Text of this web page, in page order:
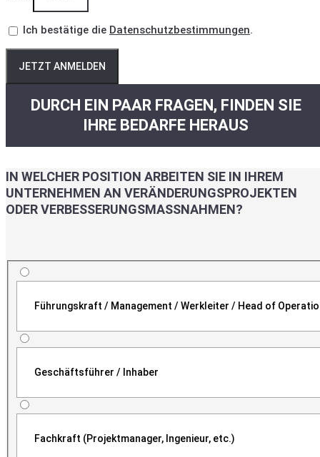
Ich bestätige die Datenschutzbestimmungen.
JETZT ANMELDEN
DURCH EIN PAAR FRAGEN, FINDEN SIE
IHRE BEDARFE HERAUS
IN WELCHER POSITION ARBEITEN SIE IN IHREM
UNTERNEHMEN AN VERÄNDERUNGSPROJEKTEN
ODER VERBESSERUNGSMASSNAHMEN?
Führungskraft / Management / Werkleiter / Head of
Geschäftsführer / Inhaber
Fachkraft (Projektmanager, Ingenieur, etc.)